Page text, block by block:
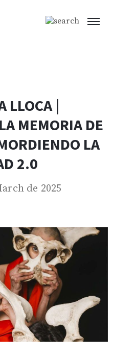
LLOCA |
MEMORIA DE
LA
2.0
de 2025